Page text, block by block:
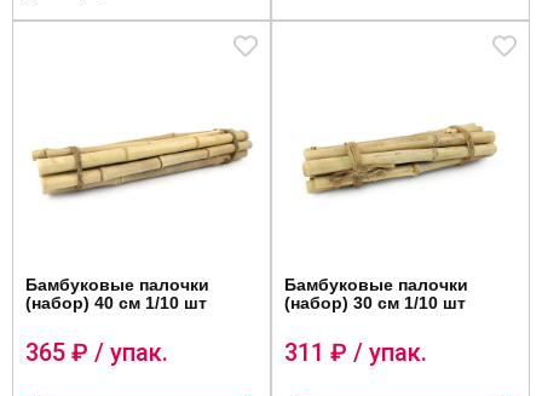
Бамбуковые палочки
(набор) 40 см 1/10 шт
365 ₽ / упак.
Бамбуковые палочки
(набор) 30 см 1/10 шт
311 ₽ / упак.